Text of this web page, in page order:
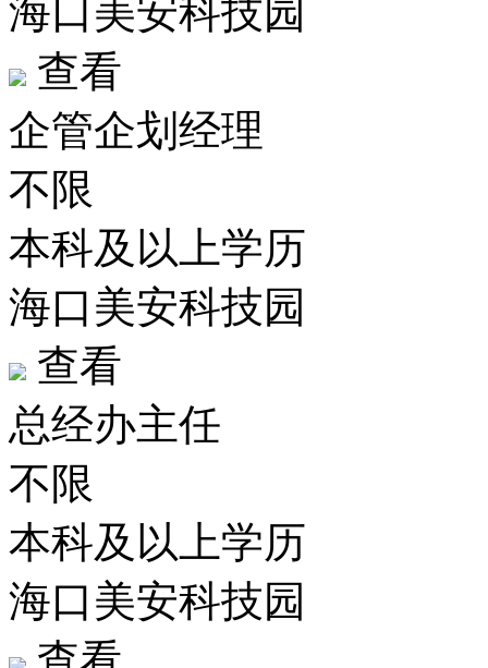
海口美安科技园
查看
企管企划经理
不限
本科及以上学历
海口美安科技园
查看
总经办主任
不限
本科及以上学历
海口美安科技园